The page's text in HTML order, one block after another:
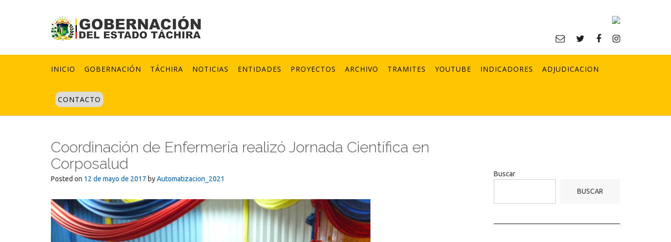
INICIO GOBERNACIÓN TÁCHIRA NOTICIAS ENTIDADES PROYECTOS ARCHIVO TRAMITES YOUTUBE INDICADORES ADJUDICACION
CONTACTO
Coordinación de Enfermería realizó Jornada Científica en
Corposalud
Posted on 12 de mayo de 2017 byAutomatizacion_2021
Buscar
BUSCAR